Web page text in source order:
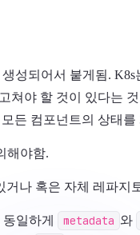
성되어서 붙게됨.
쳐야 할 것이 있다는
든 컴포넌트의 상태
해야함.
나 혹은 자체 레파지
일하게 metadata 와